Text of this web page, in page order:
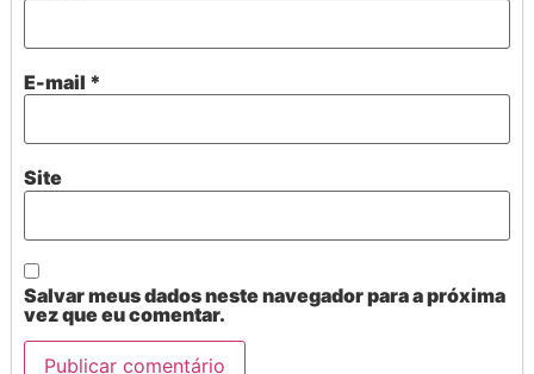
E-mail *
Site
Salvar meus dados neste navegador para a próxima
vez que eu comentar.